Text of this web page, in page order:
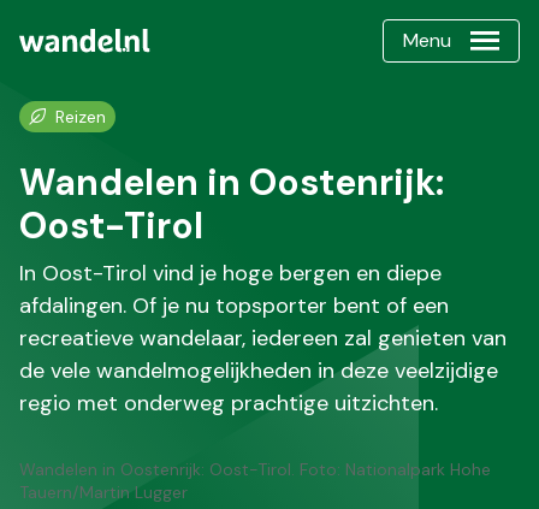
Menu
Reizen
Wandelen in Oostenrijk:
Oost-Tirol
In Oost-Tirol vind je hoge bergen en diepe
afdalingen. Of je nu topsporter bent of een
recreatieve wandelaar, iedereen zal genieten van
de vele wandelmogelijkheden in deze veelzijdige
regio met onderweg prachtige uitzichten.
Wandelen in Oostenrijk: Oost-Tirol. Foto: Nationalpark Hohe
Tauern/Martin Lugger